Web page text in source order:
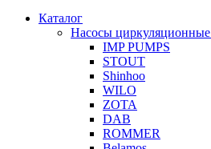
Каталог
Насосы циркуляционные
IMP PUMPS
STOUT
Shinhoo
WILO
ZOTA
DAB
ROMMER